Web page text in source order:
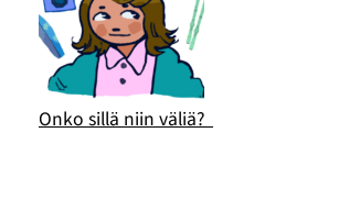
Onko sillä niin väliä?